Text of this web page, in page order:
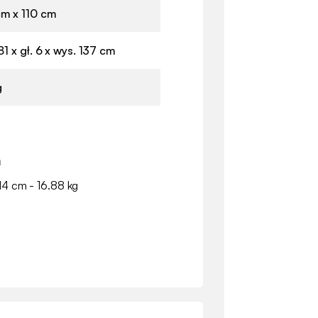
x 110 cm
x gł. 6 x wys. 137 cm
cm - 16.88 kg